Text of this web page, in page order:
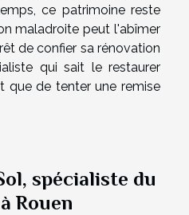
ce patrimoine reste
maladroite peut l'abîmer
de confier sa rénovation
qui sait le restaurer
que de tenter une remise
spécialiste du
Rouen